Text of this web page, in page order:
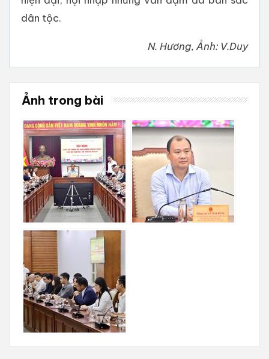
dân tộc.
N. Hương, Ảnh: V.Duy
Ảnh trong bài